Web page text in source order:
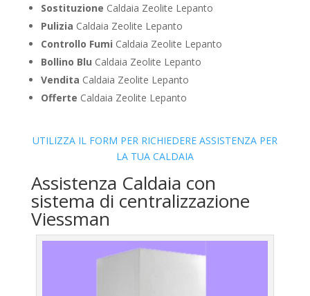
Sostituzione Caldaia Zeolite Lepanto
Pulizia Caldaia Zeolite Lepanto
Controllo Fumi Caldaia Zeolite Lepanto
Bollino Blu Caldaia Zeolite Lepanto
Vendita Caldaia Zeolite Lepanto
Offerte Caldaia Zeolite Lepanto
UTILIZZA IL FORM PER RICHIEDERE ASSISTENZA PER
LA TUA CALDAIA
Assistenza Caldaia con
sistema di centralizzazione
Viessman